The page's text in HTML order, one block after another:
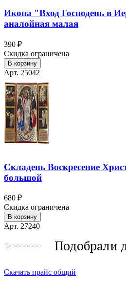
Икона "Вход Господень в
аналойная малая
390 ₽
Скидка ограничена
В корзину
Арт. 25042
Складень Воскресение
большой
680 ₽
Скидка ограничена
В корзину
Арт. 27240
Подобрали
Скачать прайс общий